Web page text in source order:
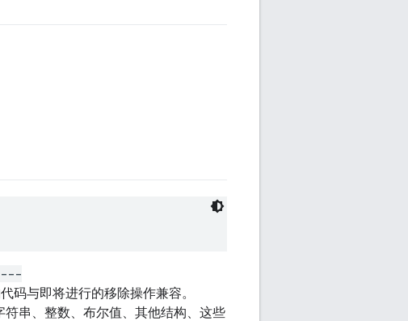
---
码与即将进行的移除操作兼容。
串、整数、布尔值、其他结构、这些